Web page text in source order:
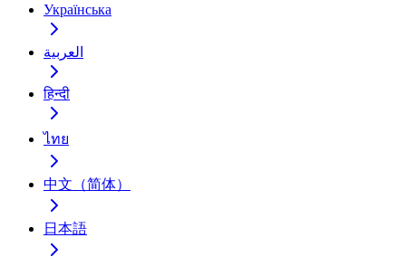
Українська
العربية
हिन्दी
ไทย
中文（简体）
日本語